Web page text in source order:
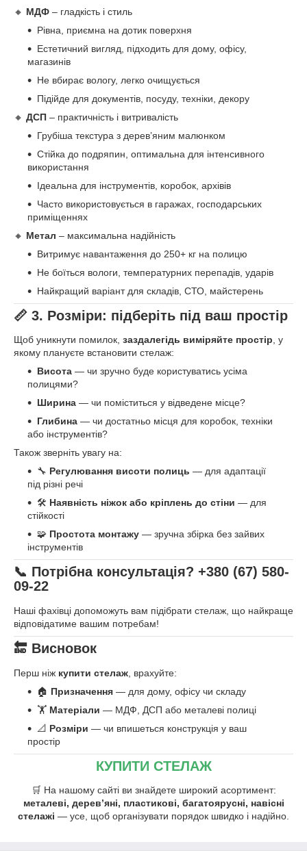
🔸 МДФ – гладкість і стиль
Рівна, приємна на дотик поверхня
Естетичний вигляд, підходить для дому, офісу,
магазинів
Не вбирає вологу, легко очищується
Підійде для документів, посуду, техніки, декору
🔸 ДСП – практичність і витривалість
Грубіша текстура з дерев’яним малюнком
Стійка до подряпин, оптимальна для інтенсивного
використання
Ідеальна для інструментів, коробок, архівів
Часто використовується в гаражах, господарських
приміщеннях
🔸 Метал – максимальна надійність
Витримує навантаження до 250+ кг на полицю
Не боїться вологи, температурних перепадів, ударів
Найкращий варіант для складів, СТО, майстерень
📏 3. Розміри: підберіть під ваш простір
Щоб уникнути помилок, заздалегідь виміряйте простір , у
якому плануєте встановити стелаж:
Висота — чи зручно буде користуватись усіма
полицями?
Ширина — чи поміститься у відведене місце?
Глибина — чи достатньо місця для коробок, техніки
або інструментів?
Також зверніть увагу на:
🔧 Регулювання висоти полиць — для адаптації
під різні речі
🛠️ Наявність ніжок або кріплень до стіни — для
стійкості
🧩 Простота монтажу — зручна збірка без зайвих
інструментів
📞 Потрібна консультація? +380 (67) 580-
09-22
Наші фахівці допоможуть вам підібрати стелаж, що найкраще
відповідатиме вашим потребам!
🔚 Висновок
Перш ніж купити стелаж , врахуйте:
🏠 Призначення — для дому, офісу чи складу
🏋️ Матеріали — МДФ, ДСП або металеві полиці
📐 Розміри — чи впишеться конструкція у ваш
простір
КУПИТИ СТЕЛАЖ
🛒 На нашому сайті ви знайдете широкий асортимент:
металеві, дерев’яні, пластикові, багатоярусні, навісні
стелажі — усе, щоб організувати порядок швидко і надійно.